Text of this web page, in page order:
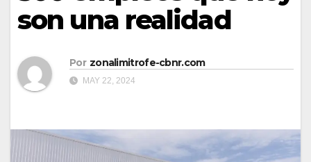
son una realidad
Por zonalimitrofe-cbnr.com
MAY 22, 2024